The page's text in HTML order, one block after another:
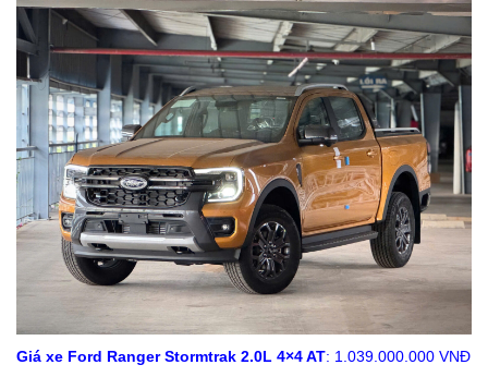
Giá xe Ford Ranger Stormtrak 2.0L 4×4 AT: 1.039.000.000 VNĐ